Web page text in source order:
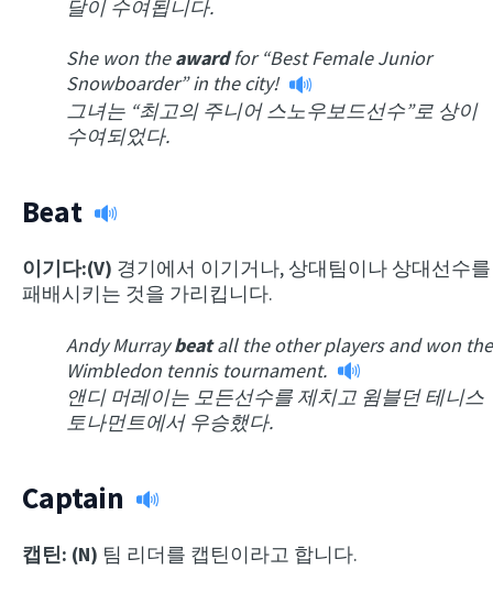
달이 수여됩니다.
She won theawardfor “Best Female Junior
Snowboarder” in the city!
그녀는 “최고의 주니어 스노우보드선수”로 상이
수여되었다.
Beat
이기다:(V) 경기에서 이기거나, 상대팀이나 상대선수를
패배시키는 것을 가리킵니다.
Andy Murraybeatall the other players and won the
Wimbledon tennis tournament.
앤디 머레이는 모든선수를 제치고 윔블던 테니스
토나먼트에서 우승했다.
Captain
캡틴: (N) 팀 리더를 캡틴이라고 합니다.